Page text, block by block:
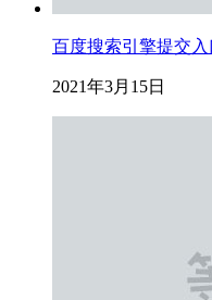
百度搜索引擎提交入
2021年3月15日